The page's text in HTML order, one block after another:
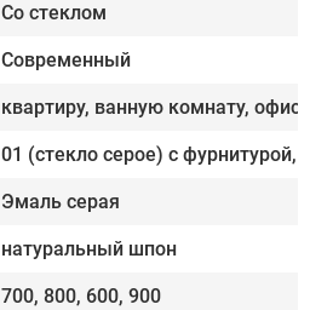
Со стеклом
Современный
квартиру, ванную комнату, офис
01 (стекло серое) с фурнитурой,
Эмаль серая
натуральный шпон
700, 800, 600, 900